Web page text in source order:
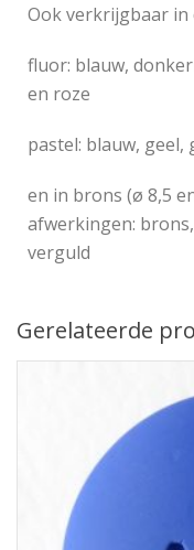
Ook verkrijgbaar in
fluor: blauw,
en roze
pastel: blauw, geel,
en in brons (ø 8,5
afwerkingen:
verguld
Gerelateerde